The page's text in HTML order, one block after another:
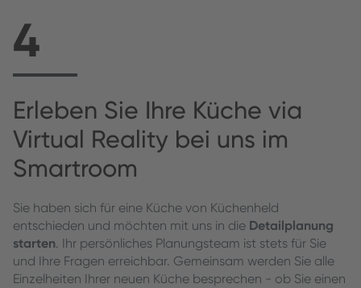
4
Erleben Sie Ihre Küche via
Virtual Reality bei uns im
Smartroom
Sie haben sich für eine Küche von Küchenheld
entschieden und möchten mit uns in die Detailplanung
starten. Ihr persönliches Planungsteam ist stets für Sie
und Ihre Fragen erreichbar. Gemeinsam werden Sie alle
Einzelheiten Ihrer neuen Küche besprechen - ob Sie einen